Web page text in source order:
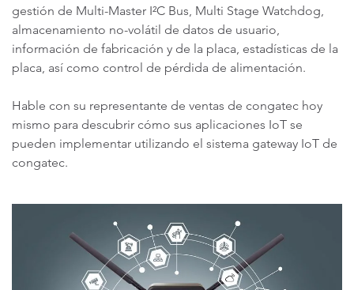
gestión de Multi-Master I²C Bus, Multi Stage Watchdog,
almacenamiento no-volátil de datos de usuario,
información de fabricación y de la placa, estadísticas de la
placa, así como control de pérdida de alimentación.
Hable con su representante de ventas de congatec hoy
mismo para descubrir cómo sus aplicaciones IoT se
pueden implementar utilizando el sistema gateway IoT de
congatec.